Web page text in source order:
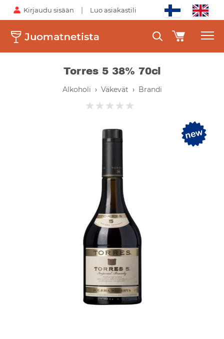
Kirjaudu sisään | Luo asiakastili
Torres 5 38% 70cl
Alkoholi › Väkevät › Brandi